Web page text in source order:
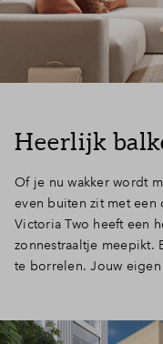
Heerlijk
Of je nu wakker wordt
even buiten zit met een
Victoria Two heeft een
zonnestraaltje meepikt.
te borrelen. Jouw